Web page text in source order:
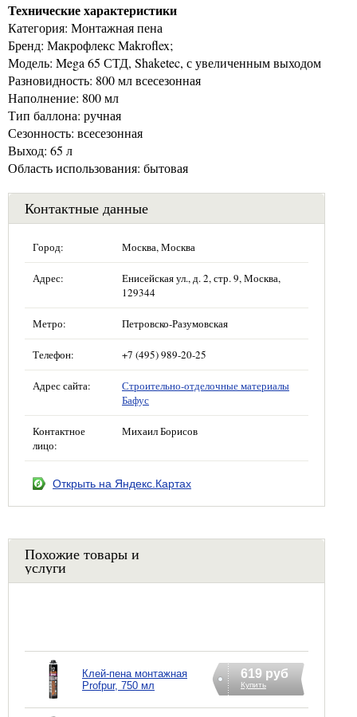
Технические характеристики
Категория: Монтажная пена
Бренд: Макрофлекс Makroflex;
Модель: Mega 65 СТД, Shaketec, с увеличенным выходом
Разновидность: 800 мл всесезонная
Наполнение: 800 мл
Тип баллона: ручная
Сезонность: всесезонная
Выход: 65 л
Область использования: бытовая
Контактные данные
Город: Москва, Москва
Адрес:
Енисейская ул., д. 2, стр. 9, Москва,
129344
Метро: Петровско-Разумовская
Телефон: +7 (495) 989-20-25
Адрес сайта:
Строительно-отделочные материалы
Бафус
Контактное
лицо:
Михаил Борисов
Открыть на Яндекс.Картах
Похожие товары и
услуги
Клей-пена монтажная
Profpur, 750 мл
619 руб
Купить